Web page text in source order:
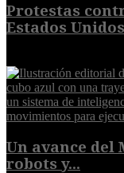
Protestas
Estados
Un avance del
robots y...